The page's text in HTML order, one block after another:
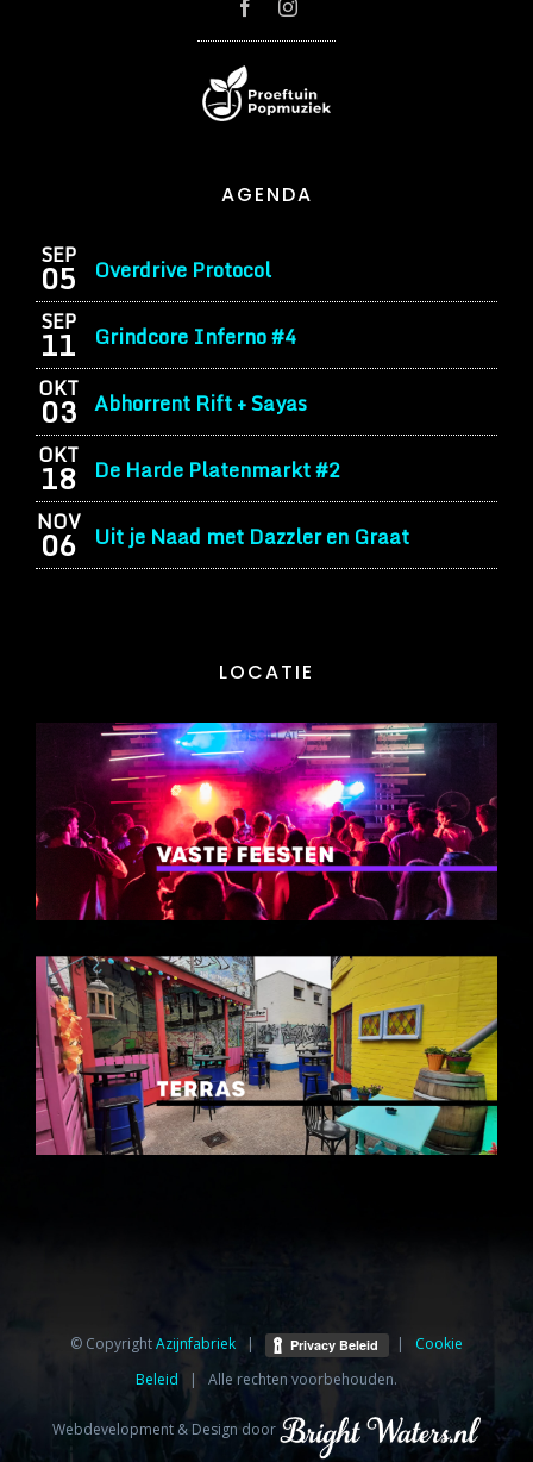
AGENDA
SEP
05 Overdrive Protocol
SEP
11 Grindcore Inferno #4
OKT
03 Abhorrent Rift + Sayas
OKT
18 De Harde Platenmarkt #2
NOV
06 Uit je Naad met Dazzler en Graat
LOCATIE
© CopyrightAzijnfabriek⁩ | | Cookie
Beleid | Alle rechten voorbehouden.
Webdevelopment & Design door